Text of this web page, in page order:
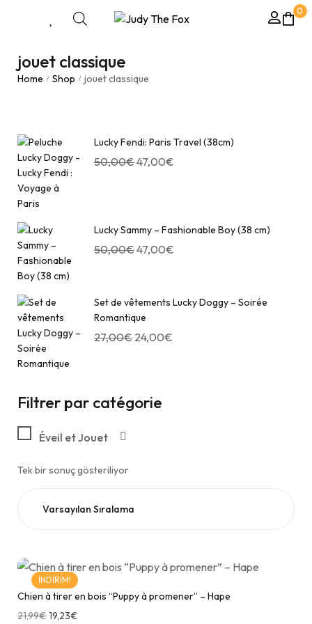
0
jouet classique
Home / Shop / jouet classique
Lucky Fendi: Paris Travel (38cm)
50,00€47,00€
Lucky Sammy – Fashionable Boy (38 cm)
50,00€47,00€
Set de vêtements Lucky Doggy – Soirée
Romantique
27,00€ 24,00€
Filtrer par catégorie
Éveil et Jouet
Tek bir sonuç gösteriliyor
İNDIRIM!
Chien à tirer en bois “Puppy à promener” – Hape
21,99€19,23€